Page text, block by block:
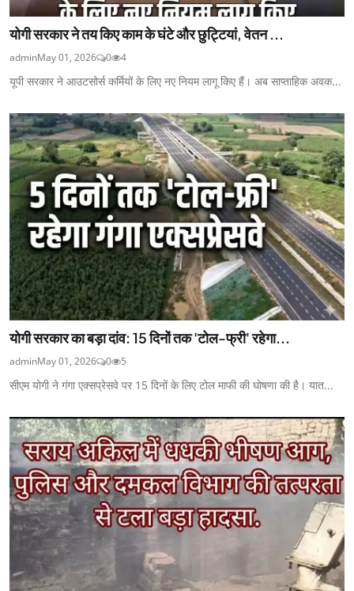
योगी सरकार ने तय किए काम के घंटे और छुट्टियां, वेतन ...
adminMay 01, 2026 0 4
यूपी सरकार ने आउटसोर्स कर्मियों के लिए नए नियम लागू किए हैं। अब साप्ताहिक अवक...
योगी सरकार का बड़ा दांव: 15 दिनों तक 'टोल-फ्री' रहेगा...
adminMay 01, 2026 0 5
सीएम योगी ने गंगा एक्सप्रेसवे पर 15 दिनों के लिए टोल माफी की घोषणा की है। यात...